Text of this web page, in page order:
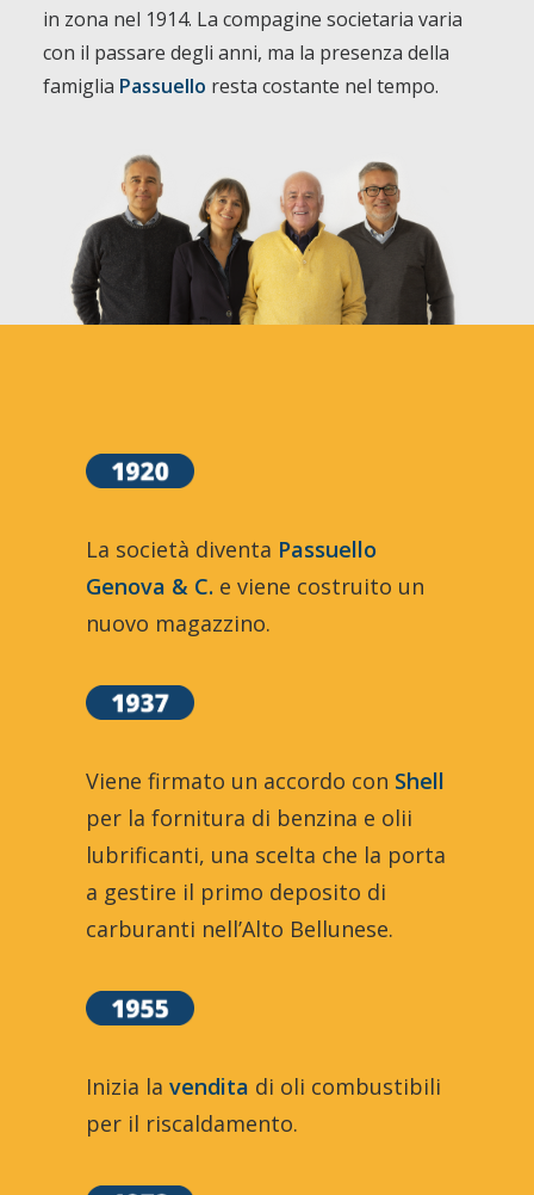
in zona nel 1914. La compagine societaria varia
con il passare degli anni, ma la presenza della
famiglia Passuello resta costante nel tempo.
La società diventa Passuello
Genova & C. e viene costruito un
nuovo magazzino.
Viene firmato un accordo con Shell
per la fornitura di benzina e olii
lubrificanti, una scelta che la porta
a gestire il primo deposito di
carburanti nell’Alto Bellunese.
Inizia la vendita di oli combustibili
per il riscaldamento.